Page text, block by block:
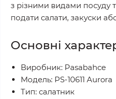
з різними видами посуду
подати салати, закуски
Основні
Виробник: Pasabahce
Модель: PS-10611 Aurora
Тип: салатник